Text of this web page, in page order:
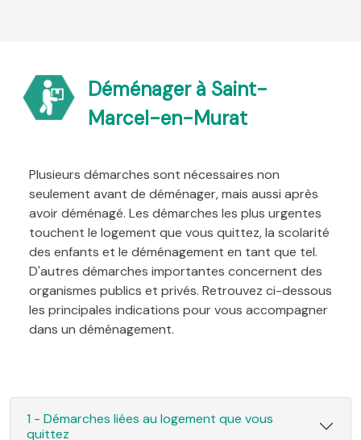
Déménager à Saint-
Marcel-en-Murat
Plusieurs démarches sont nécessaires non
seulement avant de déménager, mais aussi après
avoir déménagé. Les démarches les plus urgentes
touchent le logement que vous quittez, la scolarité
des enfants et le déménagement en tant que tel.
D'autres démarches importantes concernent des
organismes publics et privés. Retrouvez ci-dessous
les principales indications pour vous accompagner
dans un déménagement.
1 - Démarches liées au logement que vous
quittez